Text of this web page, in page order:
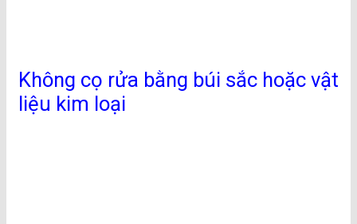
Không cọ rửa bằng búi sắc hoặc vật
liệu kim loại